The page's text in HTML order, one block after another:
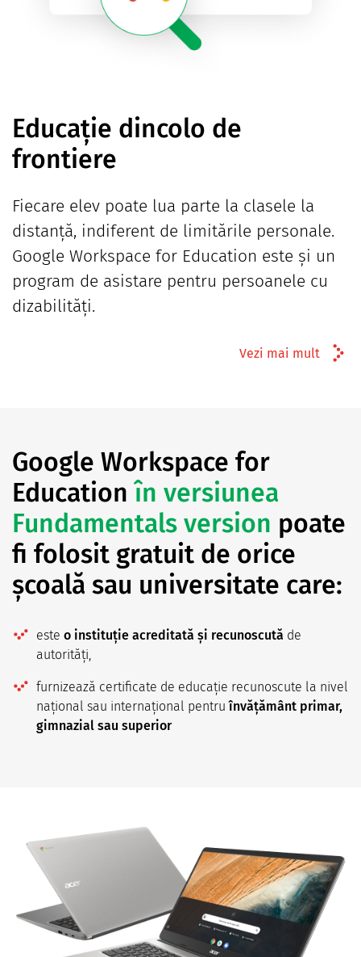
Educație dincolo de
frontiere
Fiecare elev poate lua parte la clasele la
distanță, indiferent de limitările personale.
Google Workspace for Education este și un
program de asistare pentru persoanele cu
dizabilități.
Vezi mai mult
Google Workspace for
Educationîn versiunea
Fundamentals version poate
fi folosit gratuit de orice
școală sau universitate care:
este o instituție acreditată și recunoscută de
autorități,
furnizează certificate de educație recunoscute la nivel
național sau internațional pentruînvățământ primar,
gimnazial sau superior